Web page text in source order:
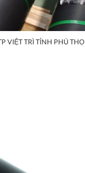
VIỆT TRÌ TỈNH PHÚ THỌ